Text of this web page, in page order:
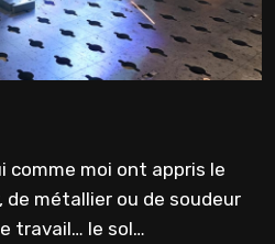
comme moi ont appris le
de métallier ou de soudeur
travail… le sol…